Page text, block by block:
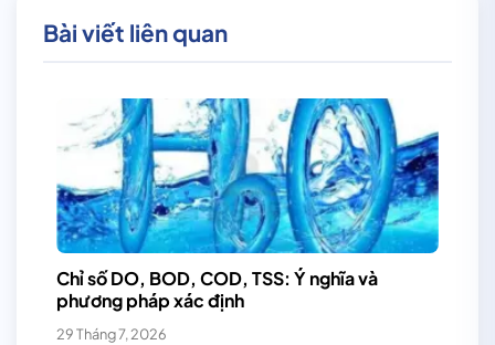
Bài viết liên quan
Chỉ số DO, BOD, COD, TSS: Ý nghĩa và
phương pháp xác định
29 Tháng 7, 2026